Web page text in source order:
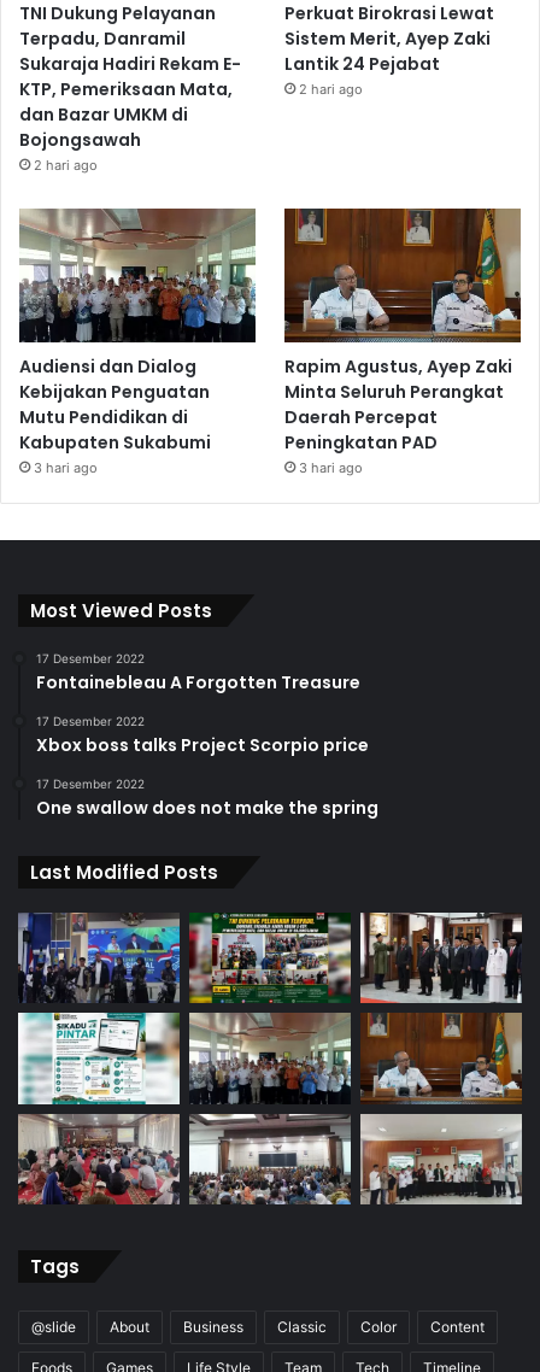
TNI Dukung Pelayanan
Terpadu, Danramil
Sukaraja Hadiri Rekam E-
KTP, Pemeriksaan Mata,
dan Bazar UMKM di
Bojongsawah
2 hari ago
Perkuat Birokrasi Lewat
Sistem Merit, Ayep Zaki
Lantik 24 Pejabat
2 hari ago
Audiensi dan Dialog
Kebijakan Penguatan
Mutu Pendidikan di
Kabupaten Sukabumi
3 hari ago
Rapim Agustus, Ayep Zaki
Minta Seluruh Perangkat
Daerah Percepat
Peningkatan PAD
3 hari ago
Most Viewed Posts
17 Desember 2022
Fontainebleau A Forgotten Treasure
17 Desember 2022
Xbox boss talks Project Scorpio price
17 Desember 2022
One swallow does not make the spring
Last Modified Posts
Tags
@slide About Business Classic Color Content
Foods Games Life Style Team Tech Timeline